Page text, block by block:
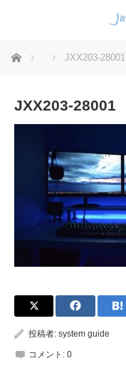
ホーム JXX203-28001
JXX203-28001
投稿者: system guide
コメント: 0